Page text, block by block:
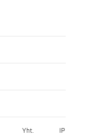
Yht. IPF